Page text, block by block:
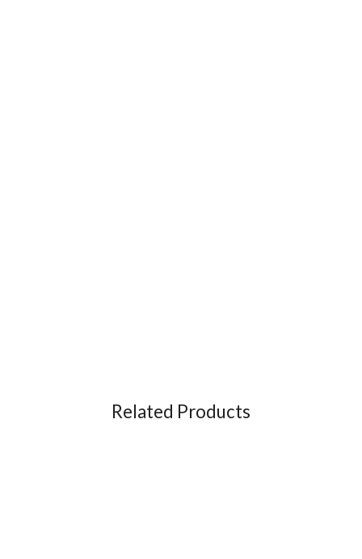
Related Products